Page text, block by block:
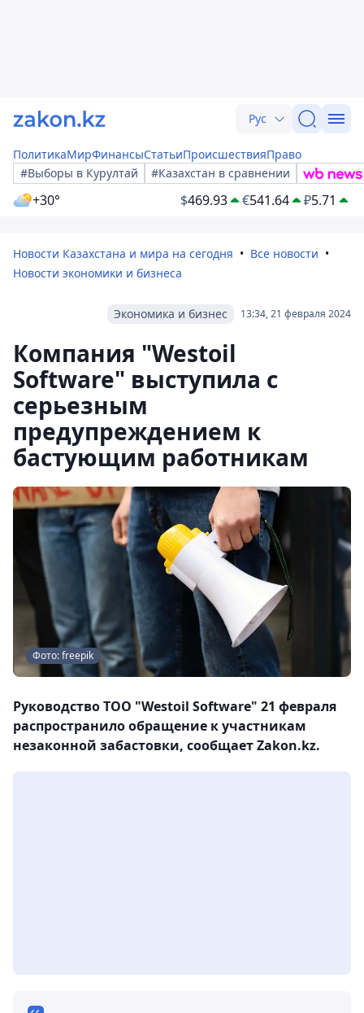
Рус
ПолитикаМирФинансыСтатьиПроисшествияПраво
#Выборы в Курултай
#Казахстан в сравнении
+30° $469.93 €541.64 ₽5.71
Новости Казахстана и мира на сегодня
Все новости
Новости экономики и бизнеса
13:34, 21 февраля 2024
Экономика и бизнес
Компания "Westoil
Software" выступила с
серьезным
предупреждением к
бастующим работникам
Фото: freepik
Руководство ТОО "Westoil Software" 21 февраля
распространило обращение к участникам
незаконной забастовки, сообщает Zakon.kz.